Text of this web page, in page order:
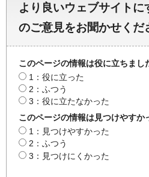
より良いウェブサイトに
のご意見をお聞かせくだ
このページの情報は役に立ちまし
1：役に立った
2：ふつう
3：役に立たなかった
このページの情報は見つけやすか
1：見つけやすかった
2：ふつう
3：見つけにくかった